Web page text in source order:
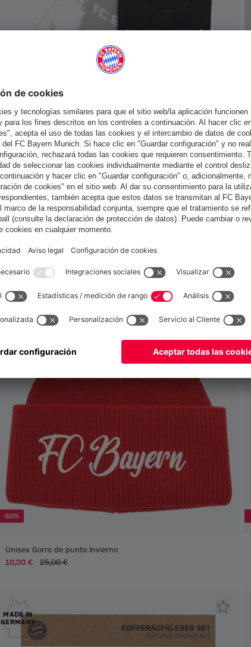
-30%
Unisex Calcetines invisibles (pack de 3)
6,96 € 9,95 €
-60%
Unisex Gorro de punto Invierno
10,00 €
25,00 €
MADE IN
GERMANY
¿Quieres quedarte en la tiendaEspaña?
Españapara entregar allí!